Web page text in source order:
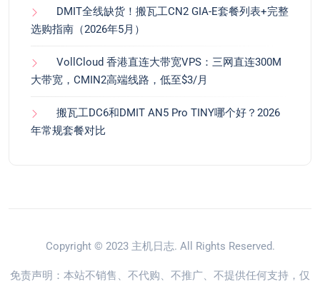
DMIT全线缺货！搬瓦工CN2 GIA-E套餐列表+完整
选购指南（2026年5月）
VollCloud 香港直连大带宽VPS：三网直连300M
大带宽，CMIN2高端线路，低至$3/月
搬瓦工DC6和DMIT AN5 Pro TINY哪个好？2026
年常规套餐对比
Copyright © 2023 主机日志. All Rights Reserved.
免责声明：本站不销售、不代购、不推广、不提供任何支持，仅